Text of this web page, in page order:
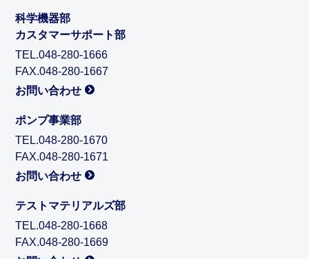
科学機器部
カスタマーサポート部
TEL.048-280-1666
FAX.048-280-1667
お問い合わせ
ポンプ事業部
TEL.048-280-1670
FAX.048-280-1671
お問い合わせ
テストマテリアルズ部
TEL.048-280-1668
FAX.048-280-1669